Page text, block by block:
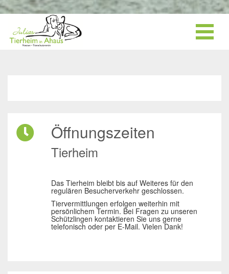
Öffnungszeiten
Tierheim
Das Tierheim bleibt bis auf Weiteres für den
regulären Besucherverkehr geschlossen.
Tiervermittlungen erfolgen weiterhin mit
persönlichem Termin. Bei Fragen zu unseren
Schützlingen kontaktieren Sie uns gerne
telefonisch oder per E-Mail. Vielen Dank!